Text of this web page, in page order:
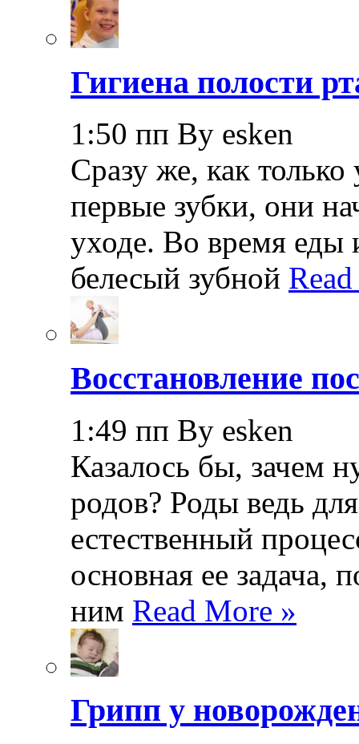
Гигиена полости
1:50 пп By esken
Сразу же, как
первые зубки, они
уходе. Во время еды
белесый зубной
Восстановление
1:49 пп By esken
Казалось бы, зачем
родов? Роды ведь
естественный
основная ее задача,
ним Read More »
Грипп у